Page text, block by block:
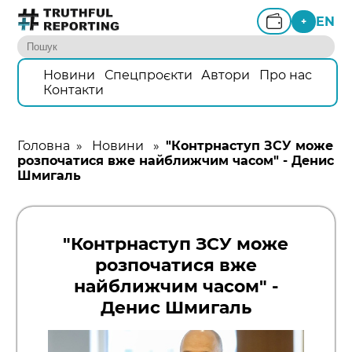
+ EN
Новини Спецпроєкти Автори
Про нас
Контакти
Головна » Новини »"Контрнаступ ЗСУ може
розпочатися вже найближчим часом" - Денис
Шмигаль
"Контрнаступ ЗСУ може
розпочатися вже
найближчим часом" -
Денис Шмигаль